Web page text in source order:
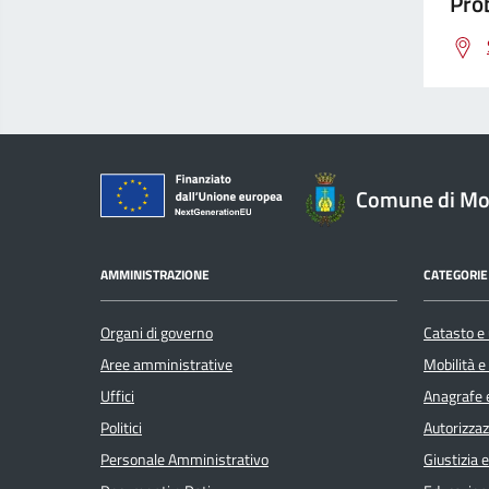
Comune di
AMMINISTRAZIONE
Organi di governo
Aree amministrative
Uffici
Politici
Personale Amministrativo
Catasto
Mobilità
Anagrafe
Giustizia